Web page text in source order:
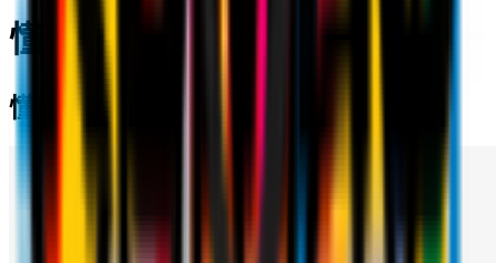
懂球帝 | AC米兰
懂球帝